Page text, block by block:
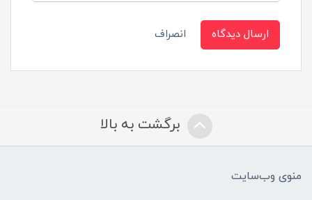
ارسال دیدگاه انصراف
برگشت به بالا
منوی وب‌سایت